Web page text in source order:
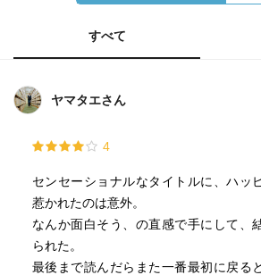
すべて
ヤマタエさん
4
センセーショナルなタイトルに、ハッ
惹かれたのは意外。
なんか面白そう、の直感で手にして、
られた。
最後まで読んだらまた一番最初に戻る